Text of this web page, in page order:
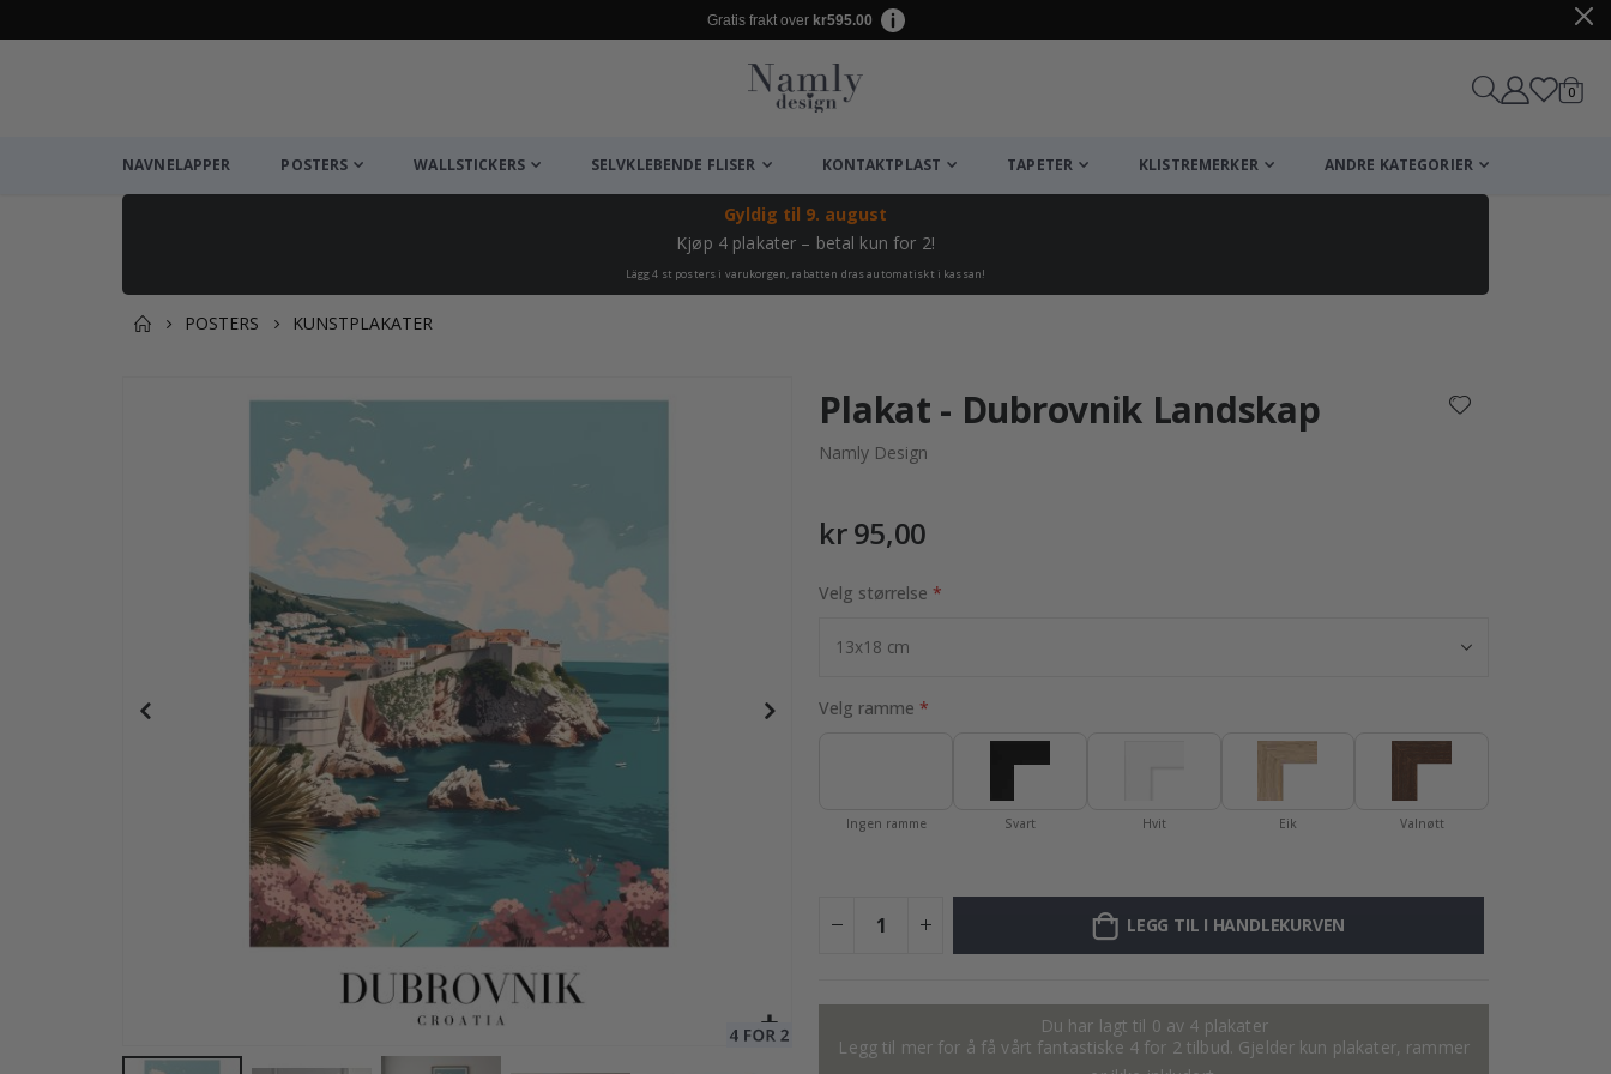
Gratis frakt over kr595.00
0varer
NAVNELAPPER POSTERS WALLSTICKERS SELVKLEBENDE FLISER KONTAKTPLAST TAPETER KLISTREMERKER ANDRE KATEGORIER
Gyldig til 9. august
Kjøp 4 plakater – betal kun for 2!
Lägg 4 st posters i varukorgen, rabatten dras automatiskt i kassan!
POSTERS KUNSTPLAKATER
Plakat - Bora Bora Fransk Polynesia
95,00 Kr
Plakat - Dubrovnik Landskap
Namly Design
kr 95,00
Velg størrelse
Velg ramme
Ingen ramme Svart Hvit Eik Valnøtt
LEGG TIL I HANDLEKURVEN
Du har lagt til 0 av 4 plakater
Legg til mer for å få vårt fantastiske 4 for 2 tilbud. Gjelder kun plakater, rammer